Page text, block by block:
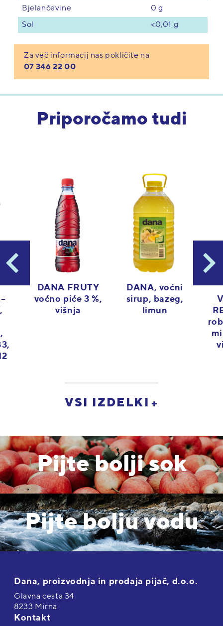
Bjelančevine
0 g
Sol <0,01 g
Za več informacij nas pokličite na
07 346 22 00
Priporočamo tudi
DANA FRUTY
voćno piće 3 %,
višnja
DANA, voćni
sirup, bazeg,
limun
VSI IZDELKI
Pijte bolji sok
Pijte bolju vodu
Dana, proizvodnja in prodaja pijač, d.o.o.
Glavna cesta 34
8233 Mirna
Kontakt